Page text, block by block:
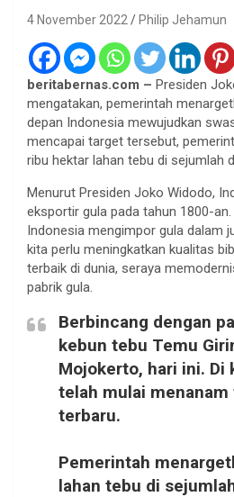
4 November 2022 Philip Jehamun
beritabernas.com – Presiden
mengatakan, pemerintah
depan Indonesia mewujudkan
mencapai target tersebut,
ribu hektar lahan tebu di sejumlah
Menurut Presiden Joko Widodo,
eksportir gula pada tahun 1800-
Indonesia mengimpor gula dalam
kita perlu meningkatkan kualitas
terbaik di dunia, seraya
pabrik gula.
Berbincang dengan
kebun tebu Temu
Mojokerto, hari ini. Di
telah mulai
terbaru.
Pemerintah
lahan tebu di